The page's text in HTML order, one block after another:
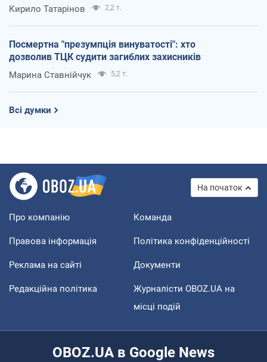
Кирило Татарінов 2,2 т.
Посмертна "презумпція винуватості": хто
дозволив ТЦК судити загиблих захисників
Марина Ставнійчук 5,2 т.
Всі думки
На початок
Про компанію Команда
Правова інформація Політика конфіденційності
Реклама на сайті Документи
Редакційна політика
Журналісти OBOZ.UA на
місці подій
OBOZ.UA в Google News